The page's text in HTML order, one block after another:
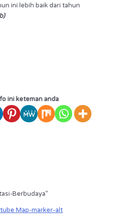
ini lebih baik dari tahun
ini keteman anda
Berbudaya”
Map-marker-alt